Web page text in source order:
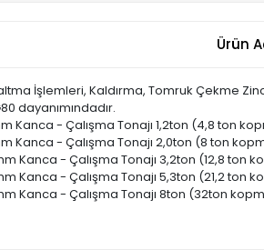
Ürün
İşlemleri, Kaldırma, Tomruk Çekme
dayanımındadır.
Kanca - Çalışma Tonajı 1,2ton (4,8 ton
Kanca - Çalışma Tonajı 2,0ton (8 ton
Kanca - Çalışma Tonajı 3,2ton (12,8 ton
Kanca - Çalışma Tonajı 5,3ton (21,2 ton
Kanca - Çalışma Tonajı 8ton (32ton